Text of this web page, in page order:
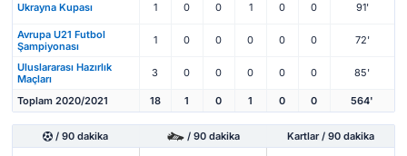
Ukrayna Kupası 1 0 0 1 0 0 91'
Avrupa U21 Futbol
Şampiyonası
1 0 0 0 0 0 72'
Uluslararası Hazırlık
Maçları
3 0 0 0 0 0 85'
Toplam 2020/2021 18 1 0 1 0 0 564'
/ 90 dakika / 90 dakika Kartlar / 90 dakika